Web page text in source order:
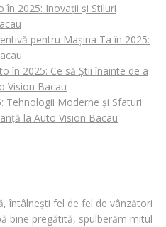
în 2025: Inovații și Stiluri
pentru Mașina Ta în 2025:
în 2025: Ce să Știi înainte de a
Vision Bacau
Tehnologii Moderne și Sfaturi
la Auto Vision Bacau
întâlnești fel de fel de vânzători
bine pregătită, spulberăm mitul